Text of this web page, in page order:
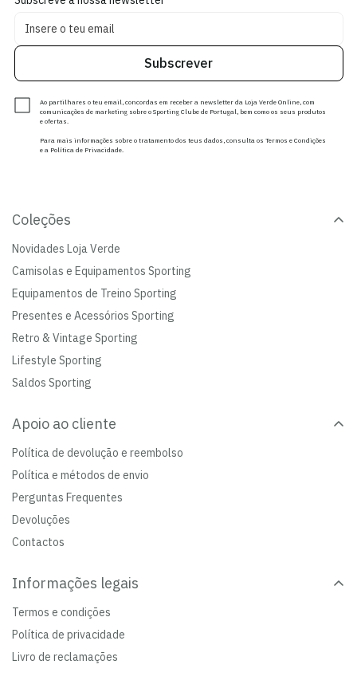
Subscrever
Ao partilhares o teu email, concordas em receber a newsletter da Loja Verde Online, com
comunicações de marketing sobre o Sporting Clube de Portugal, bem como os seus produtos
e ofertas.
Para mais informações sobre o tratamento dos teus dados, consulta os Termos e Condições
e a Política de Privacidade.
Coleções
Novidades Loja Verde
Camisolas e Equipamentos Sporting
Equipamentos de Treino Sporting
Presentes e Acessórios Sporting
Retro & Vintage Sporting
Lifestyle Sporting
Saldos Sporting
Apoio ao cliente
Política de devolução e reembolso
Política e métodos de envio
Perguntas Frequentes
Devoluções
Contactos
Informações legais
Termos e condições
Política de privacidade
Livro de reclamações